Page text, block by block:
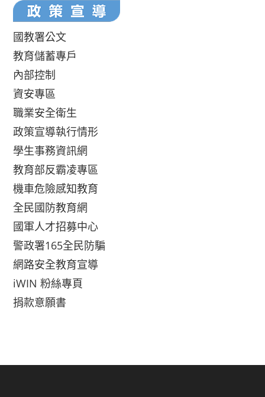
國教署公文
教育儲蓄專戶
內部控制
資安專區
職業安全衛生
政策宣導執行情形
學生事務資訊網
教育部反霸凌專區
機車危險感知教育
全民國防教育網
國軍人才招募中心
警政署165全民防騙
網路安全教育宣導
iWIN 粉絲專頁
捐款意願書